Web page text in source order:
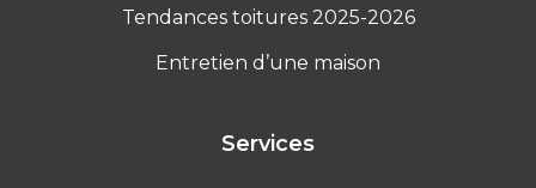
Tendances toitures 2025-2026
Entretien d’une maison
Services